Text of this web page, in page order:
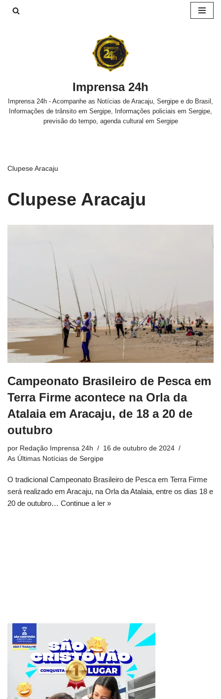
Imprensa 24h
Imprensa 24h - Acompanhe as Notícias de Aracaju, Sergipe e do Brasil,
Informações de trânsito em Sergipe, Informações policiais em Sergipe,
previsão do tempo, agenda cultural em Sergipe
Clupese Aracaju
Clupese Aracaju
Campeonato Brasileiro de Pesca em
Terra Firme acontece na Orla da
Atalaia em Aracaju, de 18 a 20 de
outubro
por Redação Imprensa 24h
16 de outubro de 2024
As Últimas Notícias de Sergipe
O tradicional Campeonato Brasileiro de Pesca em Terra Firme
será realizado em Aracaju, na Orla da Atalaia, entre os dias 18 e
20 de outubro… Continue a ler »